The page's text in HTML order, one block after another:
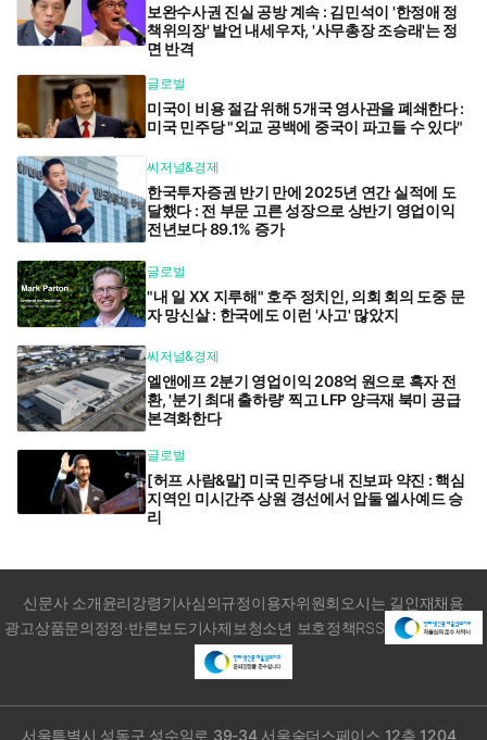
보완수사권 진실 공방 계속 : 김민석이 '한정애 정
책위의장' 발언 내세우자, '사무총장 조승래'는 정
면 반격
글로벌
미국이 비용 절감 위해 5개국 영사관을 폐쇄한다 :
미국 민주당 "외교 공백에 중국이 파고들 수 있다"
씨저널&경제
한국투자증권 반기 만에 2025년 연간 실적에 도
달했다 : 전 부문 고른 성장으로 상반기 영업이익
전년보다 89.1% 증가
글로벌
"내 일 XX 지루해" 호주 정치인, 의회 회의 도중 문
자 망신살 : 한국에도 이런 '사고' 많았지
씨저널&경제
엘앤에프 2분기 영업이익 208억 원으로 흑자 전
환, '분기 최대 출하량' 찍고 LFP 양극재 북미 공급
본격화한다
글로벌
[허프 사람&말] 미국 민주당 내 진보파 약진 : 핵심
지역인 미시간주 상원 경선에서 압둘 엘사예드 승
리
신문사 소개윤리강령기사심의규정이용자위원회 오시는 길인재채용
광고상품문의정정·반론보도기사제보청소년 보호정책RSS
서울특별시 성동구 성수일로 39-34 서울숲더스페이스 12층 1204